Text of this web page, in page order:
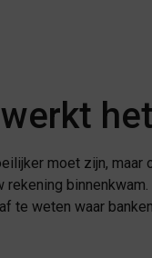
het
moet zijn, maar
te weten waar